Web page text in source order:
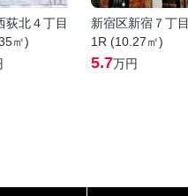
荻北４丁目
㎡)
新宿区新宿７丁目
1R (10.27㎡)
5.7万円